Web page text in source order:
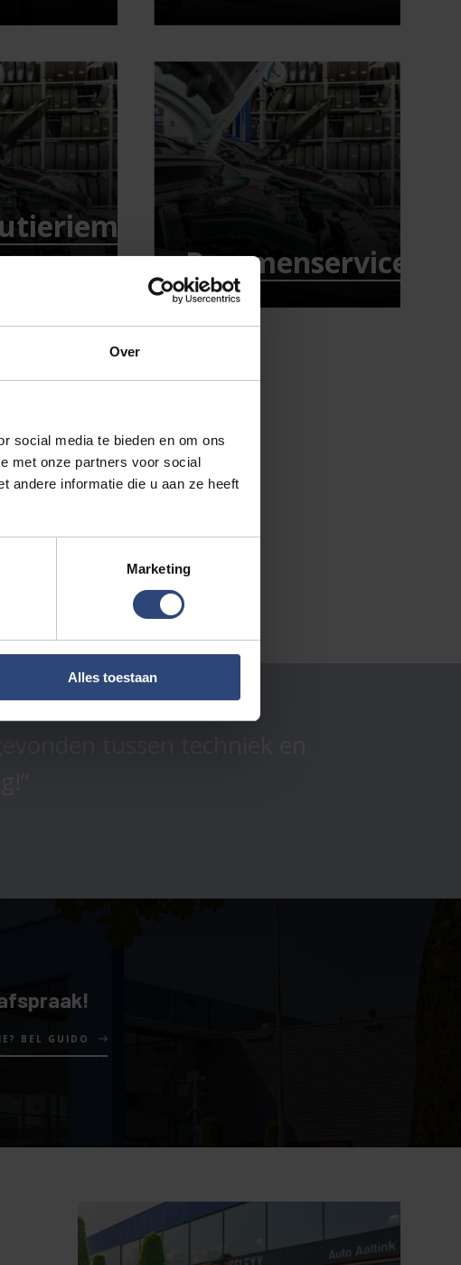
Over
social media te bieden en om ons
met onze partners voor social
andere informatie die u aan ze heeft
Marketing
Alles toestaan
Remmenservice
BEL GUIDO